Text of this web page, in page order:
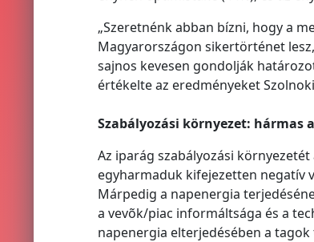
„Szeretnénk abban bízni, hogy a
Magyarországon sikertörténet
sajnos kevesen gondolják
értékelte az eredményeket
Szabályozási környezet: hármas
Az iparág szabályozási
egyharmaduk kifejezetten negatív
Márpedig a napenergia
a vevõk/piac informáltsága és a
napenergia elterjedésében a